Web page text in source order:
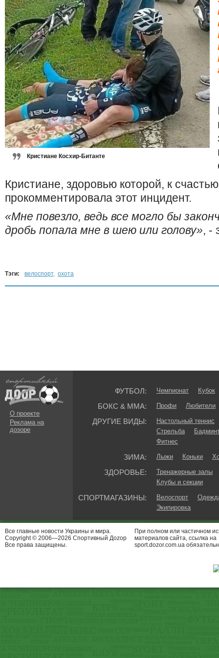
Кристиане Косхир-Битанте
Кристиане, здоровью которой, к
прокомментировала этот инцидент.
«Мне повезло, ведь все могло бы
дробь попала мне в шею или голову», -
Тэги: велоспорт, охота
О проекте
Реклама на
дозоре
ФУТБОЛ: Чемпионат Кубок
БОКС & ММА: Профи Любители
ДРУГИЕ ВИДЫ:
Настольный теннис
Стрельба
Фитнес
ЗИМА: Лыжи Коньки
ЗДОРОВЬЕ:
Тренажерные залы
Клубы и секции
СПОРТМАГАЗИНЫ: Велоспорт
Экипировка
Все главные новости Украины и мира.
Copyright © 2006—2026 Спортивный Доzор
Все права защищены.
При полном или частичном
материалов сайта, ссылка на
sport.dozor.com.ua